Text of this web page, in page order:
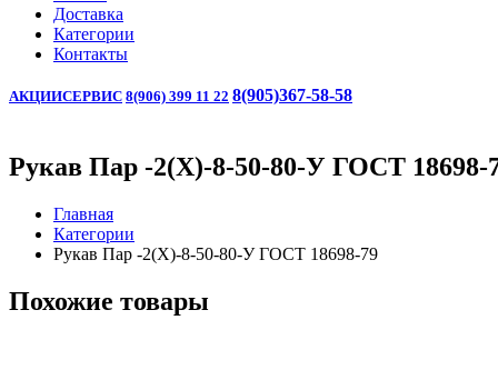
Доставка
Категории
Контакты
АКЦИИСЕРВИС 8(906) 399 11 22 8(905)367-58-58
Рукав Пар -2(Х)-8-50-80-У ГОСТ 18698-
Главная
Категории
Рукав Пар -2(Х)-8-50-80-У ГОСТ 18698-79
Похожие товары